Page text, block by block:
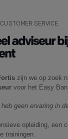
CUSTOMER SERVICE
adviseur
zijn we op zoek
voor het Easy
heb geen ervaring in
opleiding, een
trainingen.